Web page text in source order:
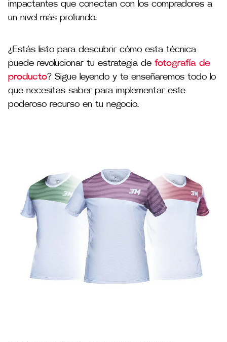
impactantes que conectan con los compradores a
un nivel más profundo.
¿Estás listo para descubrir cómo esta técnica
puede revolucionar tu estrategia de fotografía de
producto? Sigue leyendo y te enseñaremos todo lo
que necesitas saber para implementar este
poderoso recurso en tu negocio.